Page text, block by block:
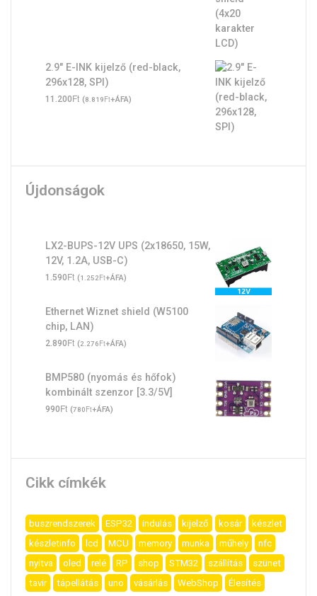
2.9" E-INK kijelző (red-black,
296x128, SPI)
11.200Ft (8.819Ft+ÁFA)
Újdonságok
LX2-BUPS-12V UPS (2x18650, 15W,
12V, 1.2A, USB-C)
1.590Ft (1.252Ft+ÁFA)
Ethernet Wiznet shield (W5100
chip, LAN)
2.890Ft (2.276Ft+ÁFA)
BMP580 (nyomás és hőfok)
kombinált szenzor [3.3/5V]
990Ft (780Ft+ÁFA)
Cikk címkék
buszrendszerek ESP32 indulás kijelző kosár
készlet
készletinfo
lcd MCU memory munka műhely
nfc
nyitva
oled relé RP shop STM32 szállítás
szünet
tavir
tápellátás uno vásárlás WebShop Élesítés